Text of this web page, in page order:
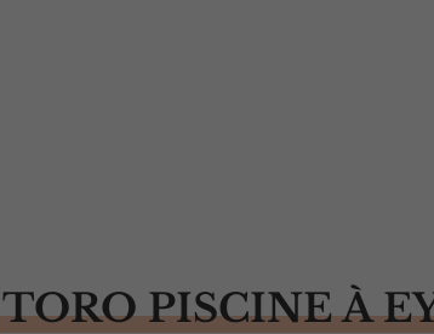
TORO PISCINE À